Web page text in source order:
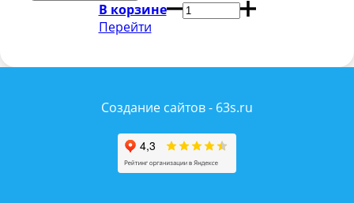
В корзине
Перейти
Создание сайтов - 63s.ru